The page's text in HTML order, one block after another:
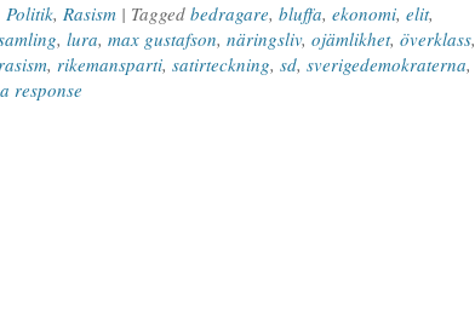
Politik, Rasism | Tagged bedragare, bluffa, ekonomi, elit,
, lura, max gustafson, näringsliv, ojämlikhet, överklass,
, rikemansparti, satirteckning, sd, sverigedemokraterna,
response